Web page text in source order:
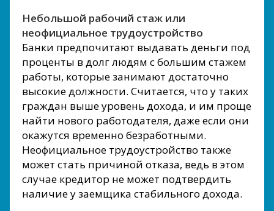
Небольшой рабочий стаж или
неофициальное трудоустройство
Банки предпочитают выдавать деньги под
проценты в долг людям с большим стажем
работы, которые занимают достаточно
высокие должности. Считается, что у таких
граждан выше уровень дохода, и им проще
найти нового работодателя, даже если они
окажутся временно безработными.
Неофициальное трудоустройство также
может стать причиной отказа, ведь в этом
случае кредитор не может подтвердить
наличие у заемщика стабильного дохода.